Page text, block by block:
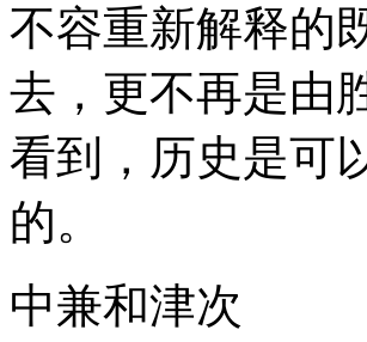
不容重新解释的
去，更不再是由
看到，历史是可
的。
中兼和津次